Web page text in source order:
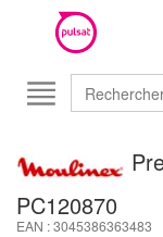
PC120870
EAN : 3045386363483